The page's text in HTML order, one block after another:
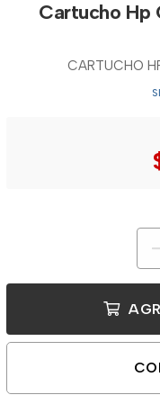
Cartucho Hp
CARTUCHO